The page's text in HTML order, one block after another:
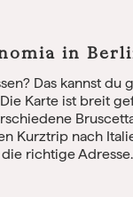
in
Das kannst du
Karte ist breit
Kurztrip nach
richtige Adresse.